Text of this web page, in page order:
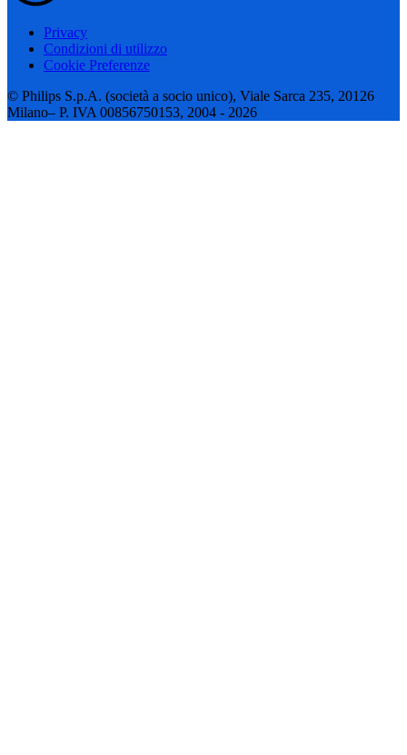
Privacy
Condizioni di utilizzo
Cookie Preferenze
© Philips S.p.A. (società a socio unico), Viale Sarca 235, 20126
Milano– P. IVA 00856750153, 2004 - 2026